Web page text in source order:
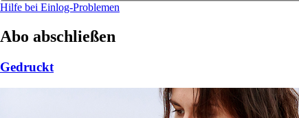
Hilfe bei Einlog-Problemen
Abo abschließen
Gedruckt